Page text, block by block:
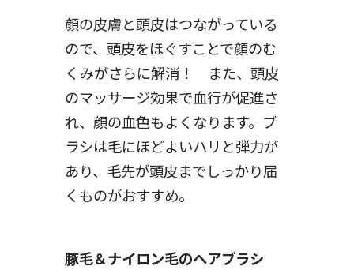
顔の皮膚と頭皮はつながっている
ので、頭皮をほぐすことで顔のむ
くみがさらに解消！ また、頭皮
のマッサージ効果で血行が促進さ
れ、顔の血色もよくなります。ブ
ラシは毛にほどよいハリと弾力が
あり、毛先が頭皮までしっかり届
くものがおすすめ。
豚毛＆ナイロン毛のヘアブラシ